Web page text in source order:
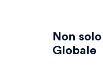
Non
Globale